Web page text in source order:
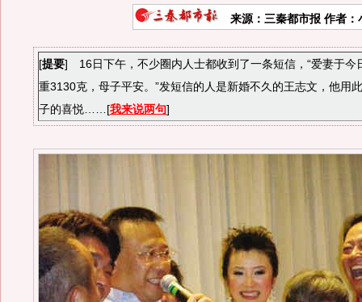
来源：三秦都市报 作者：
[提要] 16日下午，不少圈内人士都收到了一条短信，“爱妻于今
重3130克，母子平安。”发短信的人是新婚不久的王志文，他用
子的喜悦……[我来说两句]